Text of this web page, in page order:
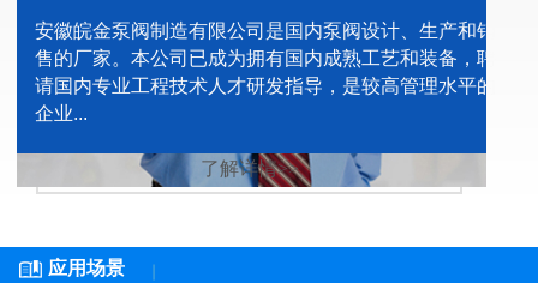
安徽皖金泵阀制造有限公司是国内泵阀设计、生产和销
售的厂家。本公司已成为拥有国内成熟工艺和装备，聘
请国内专业工程技术人才研发指导，是较高管理水平的
企业...
了解详情>>
应用场景